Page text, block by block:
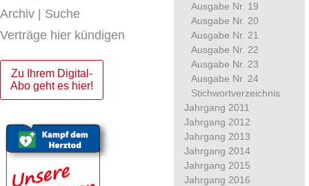
Archiv | Suche
Verträge hier kündigen
Zu Ihrem Digital-
Abo geht es hier!
Ausgabe Nr. 19
Ausgabe Nr. 20
Ausgabe Nr. 21
Ausgabe Nr. 22
Ausgabe Nr. 23
Ausgabe Nr. 24
Stichwortverzeichnis
Jahrgang 2011
Jahrgang 2012
Jahrgang 2013
Jahrgang 2014
Jahrgang 2015
Jahrgang 2016